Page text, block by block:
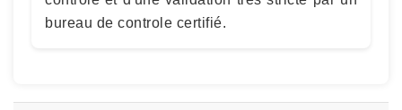
bureau de controle certifié.